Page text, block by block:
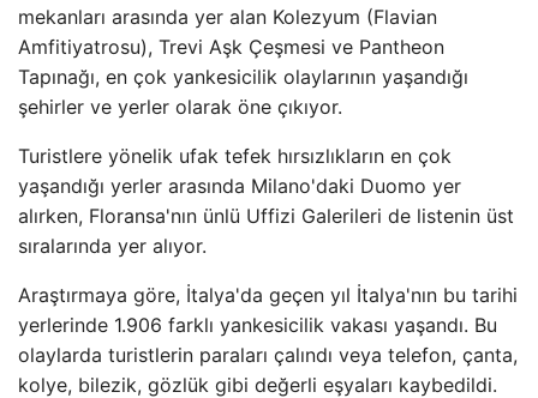
mekanları arasında yer alan Kolezyum (Flavian
Amfitiyatrosu), Trevi Aşk Çeşmesi ve Pantheon
Tapınağı, en çok yankesicilik olaylarının yaşandığı
şehirler ve yerler olarak öne çıkıyor.
Turistlere yönelik ufak tefek hırsızlıkların en çok
yaşandığı yerler arasında Milano'daki Duomo yer
alırken, Floransa'nın ünlü Uffizi Galerileri de listenin üst
sıralarında yer alıyor.
Araştırmaya göre, İtalya'da geçen yıl İtalya'nın bu tarihi
yerlerinde 1.906 farklı yankesicilik vakası yaşandı. Bu
olaylarda turistlerin paraları çalındı ​​veya telefon, çanta,
kolye, bilezik, gözlük gibi değerli eşyaları kaybedildi.